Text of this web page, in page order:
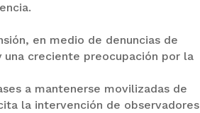
en medio de denuncias de
creciente preocupación por la
a mantenerse movilizadas de
la intervención de observadores